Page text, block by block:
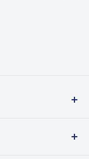
los mejores